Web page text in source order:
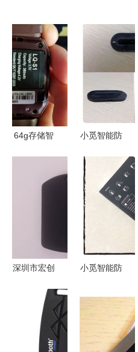
64g存储智
信 qq 防丢
录音
powered
小觅智能防
其貌不扬却
是你的贴身
好帮手
深圳市宏创
专注智能防
丢器，守护
您的每件宝
小觅智能防
好帮手